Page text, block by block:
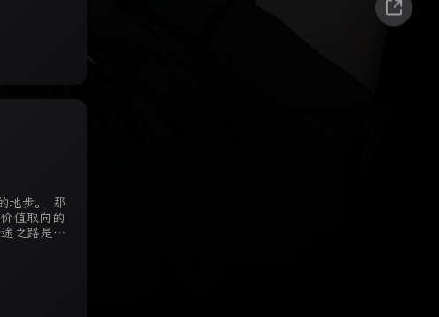
地步。 那
值取向的
之路是由